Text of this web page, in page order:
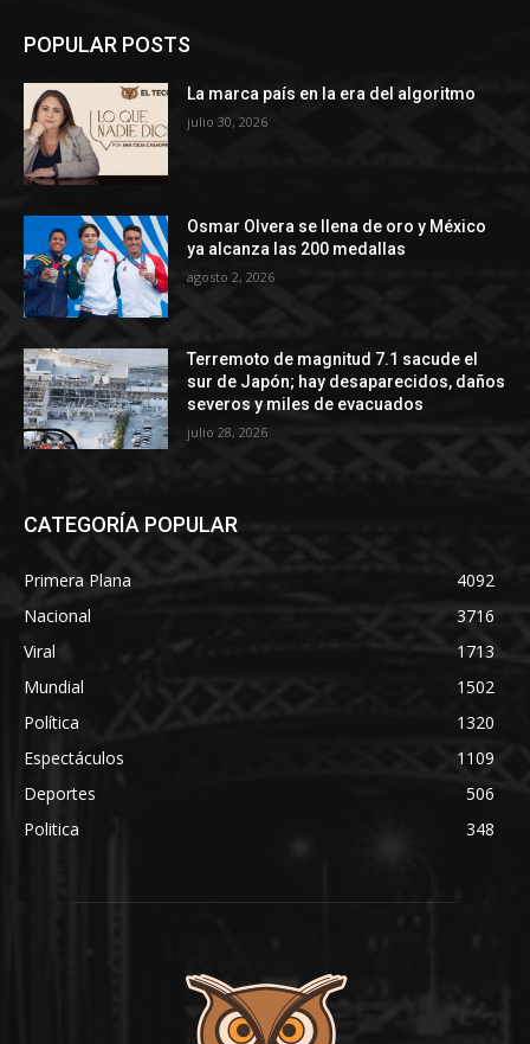
POPULAR POSTS
La marca país en la era del algoritmo
julio 30, 2026
Osmar Olvera se llena de oro y México
ya alcanza las 200 medallas
agosto 2, 2026
Terremoto de magnitud 7.1 sacude el
sur de Japón; hay desaparecidos, daños
severos y miles de evacuados
julio 28, 2026
CATEGORÍA POPULAR
Primera Plana
4092
Nacional
3716
Viral
1713
Mundial
1502
Política
1320
Espectáculos
1109
Deportes
506
Politica
348